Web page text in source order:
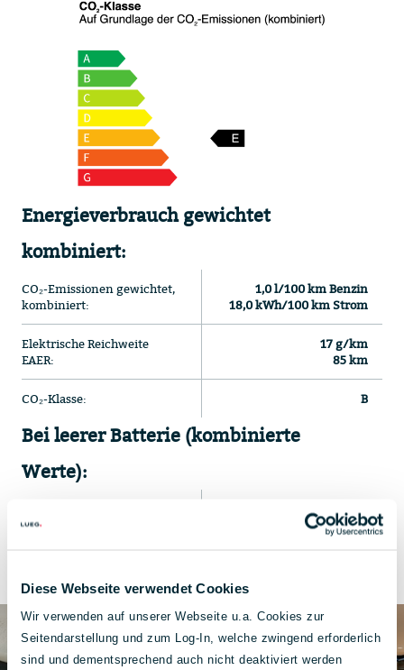
Diese Webseite verwendet Cookies
Wir verwenden auf unserer Webseite u.a. Cookies zur
Seitendarstellung und zum Log-In, welche zwingend erforderlich
sind und dementsprechend auch nicht deaktiviert werden
Energieverbrauch gewichtet
kombiniert:
CO₂-Emissionen gewichtet,
kombiniert:
1,0 l/100 km Benzin
18,0 kWh/100 km Strom
Elektrische Reichweite
EAER:
17 g/km
85 km
CO₂-Klasse: B
Bei leerer Batterie (kombinierte
Werte):
6,0 l/100 km